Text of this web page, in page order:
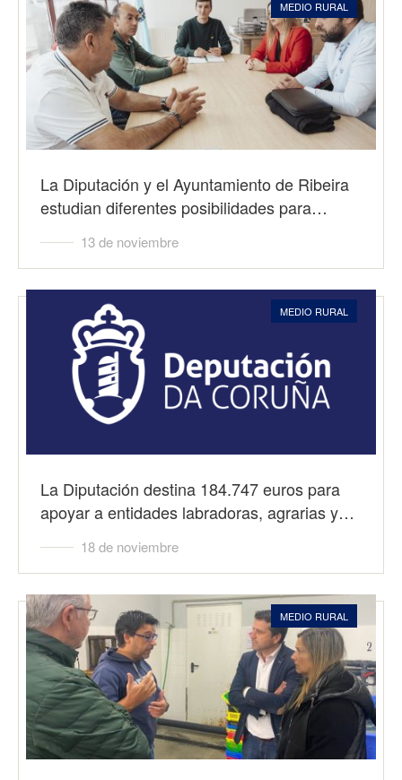
MEDIO RURAL
La Diputación y el Ayuntamiento de Ribeira
estudian diferentes posibilidades para…
13 de noviembre
MEDIO RURAL
La Diputación destina 184.747 euros para
apoyar a entidades labradoras, agrarias y…
18 de noviembre
MEDIO RURAL